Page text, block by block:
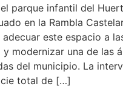
parque infantil del
en la Rambla
este espacio a
modernizar una de las
del municipio. La
total de […]